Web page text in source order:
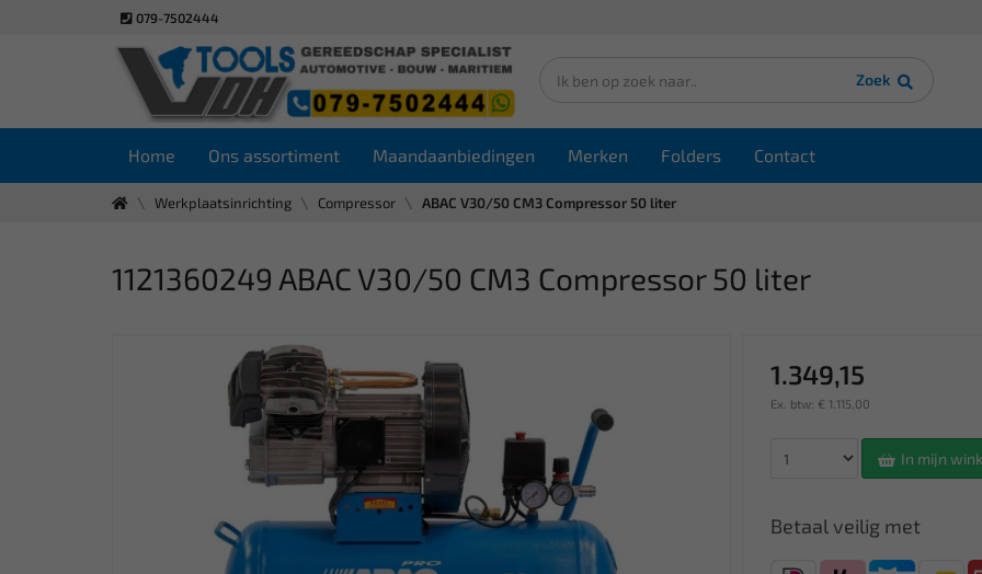
079-7502444
Zoek
Home Ons assortiment Maandaanbiedingen Merken Folders Contact
Werkplaatsinrichting Compressor ABAC V30/50 CM3 Compressor 50 liter
1121360249 ABAC V30/50 CM3 Compressor 50 liter
1.349,15
Ex. btw: € 1.115,00
In mijn
Betaal veilig met